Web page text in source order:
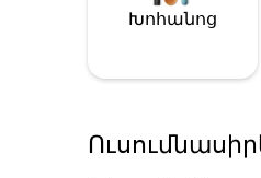
Խոհանոց